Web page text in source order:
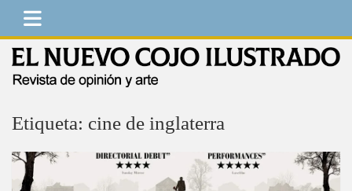
Saltar
contenido
Etiqueta: cine de inglaterra